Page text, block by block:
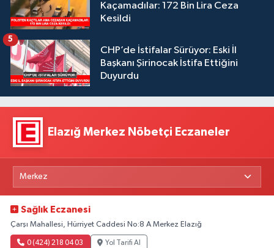
Kaçamadılar: 172 Bin Lira Ceza
Kesildi
CHP’de İstifalar Sürüyor: Eski İl
Başkanı Şirinocak İstifa Ettiğini
Duyurdu
5
Elazığ Merkez Nöbetçi Eczaneler
Sağlık Eczanesi
Çarşı Mahallesi, Hürriyet Caddesi No:8 A Merkez Elazığ
0 (424) 218 04 03 Yol Tarifi Al